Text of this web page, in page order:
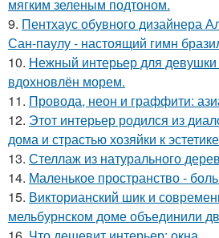
мягким зеленым подтоном.
9. Пентхаус обувного дизайнера
Сан-паулу - настоящий гимн
10. Нежный интерьер для девушки
вдохновлён морем.
11. Провода, неон и граффити:
12. Этот интерьер родился из
дома и страстью хозяйки к
13. Стеллаж из натурального
14. Маленькое пространство -
15. Викторианский шик и
мельбурнском доме объединили